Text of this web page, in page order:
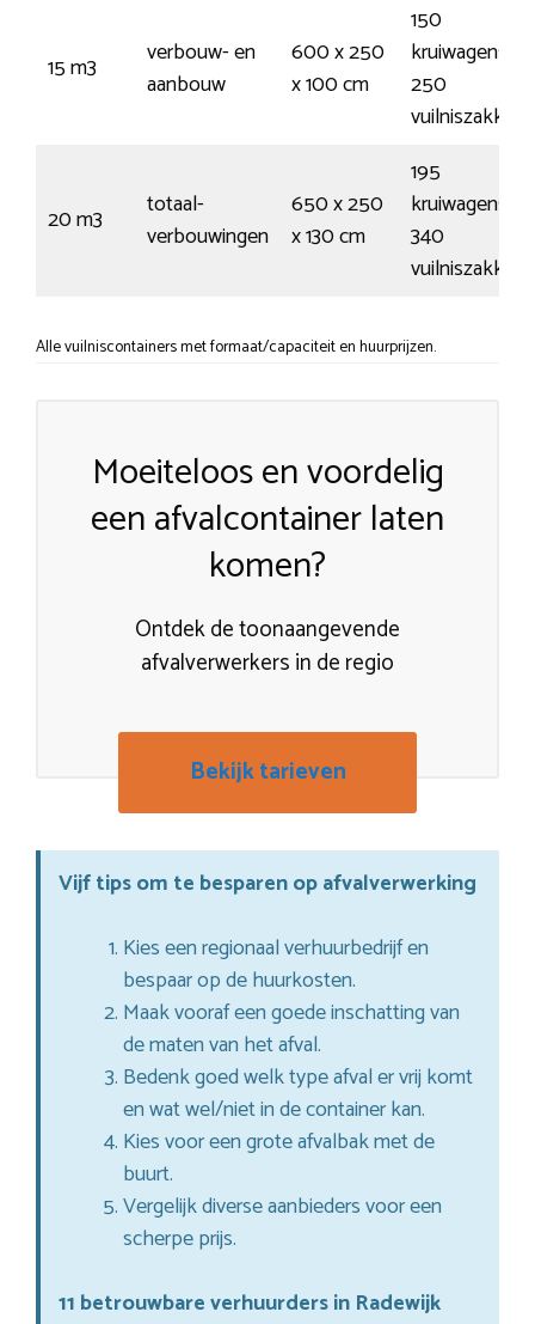
15 m3
verbouw- en
aanbouw
600 x 250
x 100 cm
150
kruiwagens /
250
vuilniszakken
20 m3
totaal-
verbouwingen
650 x 250
x 130 cm
195
kruiwagens /
340
vuilniszakken
Alle vuilniscontainers met formaat/capaciteit en huurprijzen.
Moeiteloos en voordelig
een afvalcontainer laten
komen?
Ontdek de toonaangevende
afvalverwerkers in de regio
Bekijk tarieven
Vijf tips om te besparen op afvalverwerking
Kies een regionaal verhuurbedrijf en
bespaar op de huurkosten.
Maak vooraf een goede inschatting van
de maten van het afval.
Bedenk goed welk type afval er vrij komt
en wat wel/niet in de container kan.
Kies voor een grote afvalbak met de
buurt.
Vergelijk diverse aanbieders voor een
scherpe prijs.
11 betrouwbare verhuurders in Radewijk